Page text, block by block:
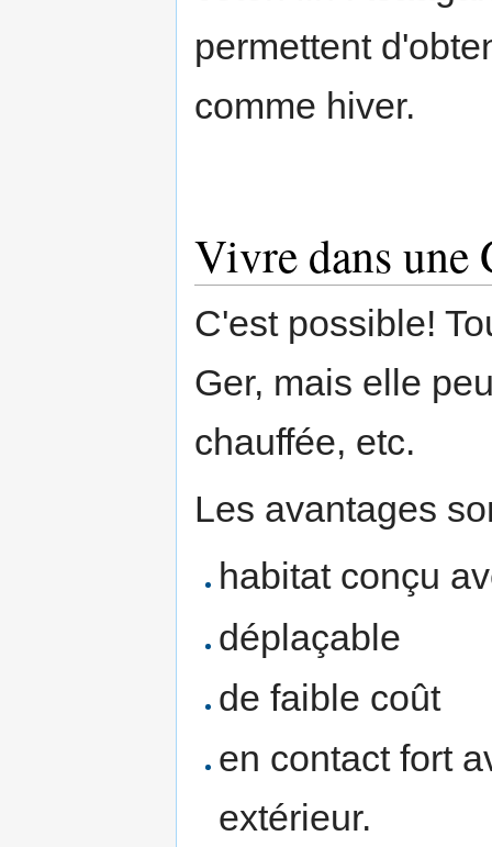
permettent
comme hiver.
Vivre dans une
C'est possible!
Ger, mais elle
chauffée, etc.
Les avantages
habitat conçu
déplaçable
de faible coût
en contact fort
extérieur.